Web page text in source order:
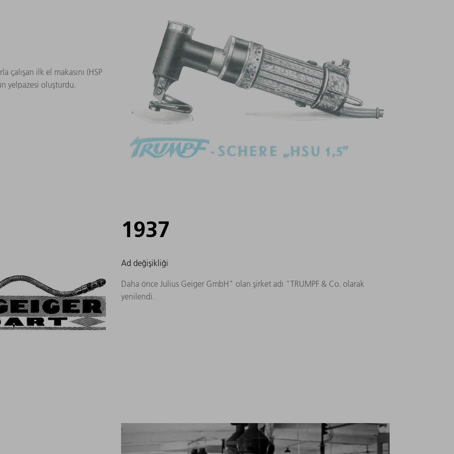
çalışan ilk el makasını (HSP
yelpazesi oluşturdu.
1937
Ad değişikliği
Daha önce Julius Geiger GmbH" olan şirket adı "TRUMPF & Co. olarak
yenilendi.